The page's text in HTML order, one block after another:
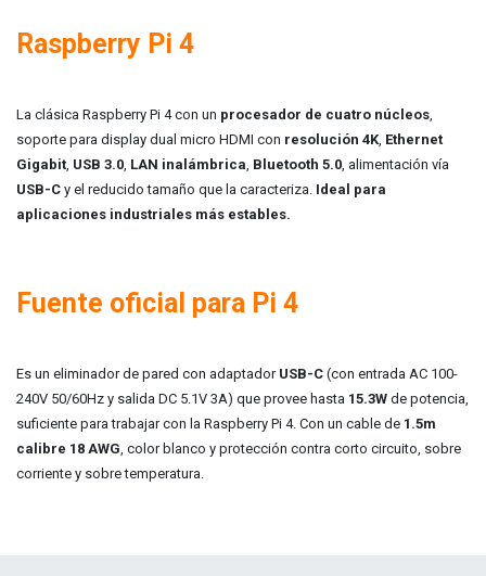
Raspberry Pi 4
La clásica Raspberry Pi 4 con un procesador de cuatro núcleos,
soporte para display dual micro HDMI con resolución 4K, Ethernet
Gigabit, USB 3.0, LAN inalámbrica, Bluetooth 5.0, alimentación vía
USB-C y el reducido tamaño que la caracteriza. Ideal para
aplicaciones industriales más estables.
Fuente oficial para Pi 4
Es un eliminador de pared con adaptador USB-C (con entrada AC 100-
240V 50/60Hz y salida DC 5.1V 3A) que provee hasta 15.3W de potencia,
suficiente para trabajar con la Raspberry Pi 4. Con un cable de 1.5m
calibre 18 AWG, color blanco y protección contra corto circuito, sobre
corriente y sobre temperatura.